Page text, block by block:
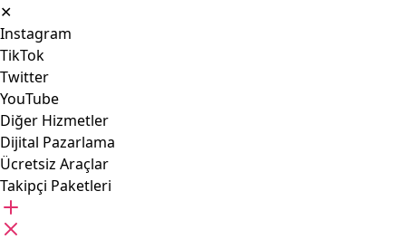
✕
Instagram
TikTok
Twitter
YouTube
Diğer Hizmetler
Dijital Pazarlama
Ücretsiz Araçlar
Takipçi Paketleri